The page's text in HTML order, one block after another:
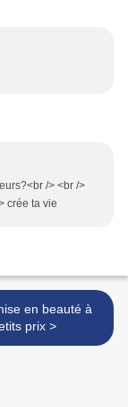
/> <br />
crée ta vie
en beauté à
petits prix >